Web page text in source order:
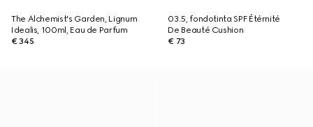
The Alchemist's Garden, Lignum
Idealis, 100ml, Eau de Parfum
€ 345
03.5, fondotinta SPF Étérnité
De Beauté Cushion
€ 73